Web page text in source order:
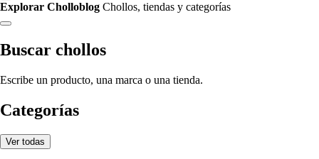
Explorar Cholloblog Chollos, tiendas y categorías
Buscar chollos
Escribe un producto, una marca o una tienda.
Categorías
Ver todas